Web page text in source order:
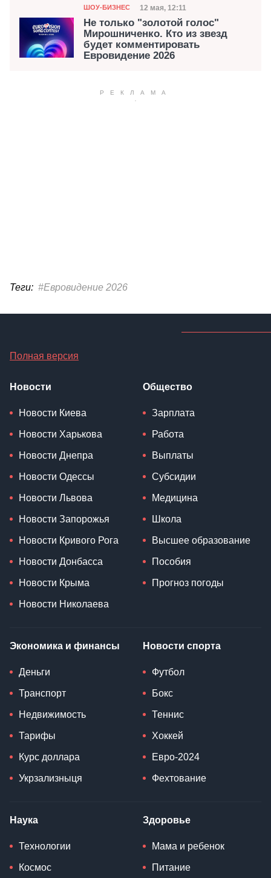
Категория
ШОУ-БИЗНЕС Дата публикации
12 мая, 12:11
Не только "золотой голос"
Мирошниченко. Кто из звезд
будет комментировать
Евровидение 2026
Теги: #Евровидение 2026
Полная версия
Новости
Новости Киева
Новости Харькова
Новости Днепра
Новости Одессы
Новости Львова
Новости Запорожья
Новости Кривого Рога
Новости Донбасса
Новости Крыма
Новости Николаева
Общество
Зарплата
Работа
Выплаты
Субсидии
Медицина
Школа
Высшее образование
Пособия
Прогноз погоды
Экономика и финансы
Деньги
Транспорт
Недвижимость
Тарифы
Курс доллара
Укрзализныця
Новости спорта
Футбол
Бокс
Теннис
Хоккей
Евро-2024
Фехтование
Наука
Технологии
Космос
Здоровье
Мама и ребенок
Питание